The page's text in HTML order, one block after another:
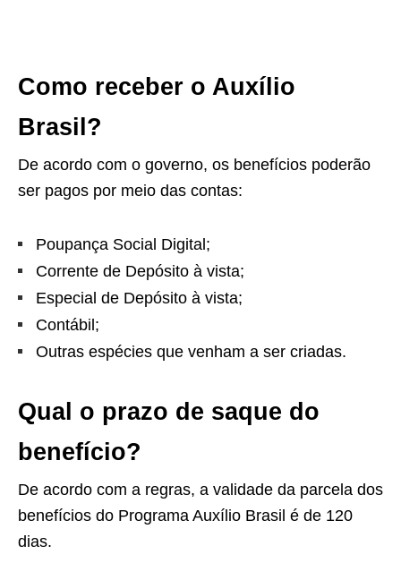
Como receber o Auxílio
Brasil?
De acordo com o governo, os benefícios poderão
ser pagos por meio das contas:
Poupança Social Digital;
Corrente de Depósito à vista;
Especial de Depósito à vista;
Contábil;
Outras espécies que venham a ser criadas.
Qual o prazo de saque do
benefício?
De acordo com a regras, a validade da parcela dos
benefícios do Programa Auxílio Brasil é de 120
dias.